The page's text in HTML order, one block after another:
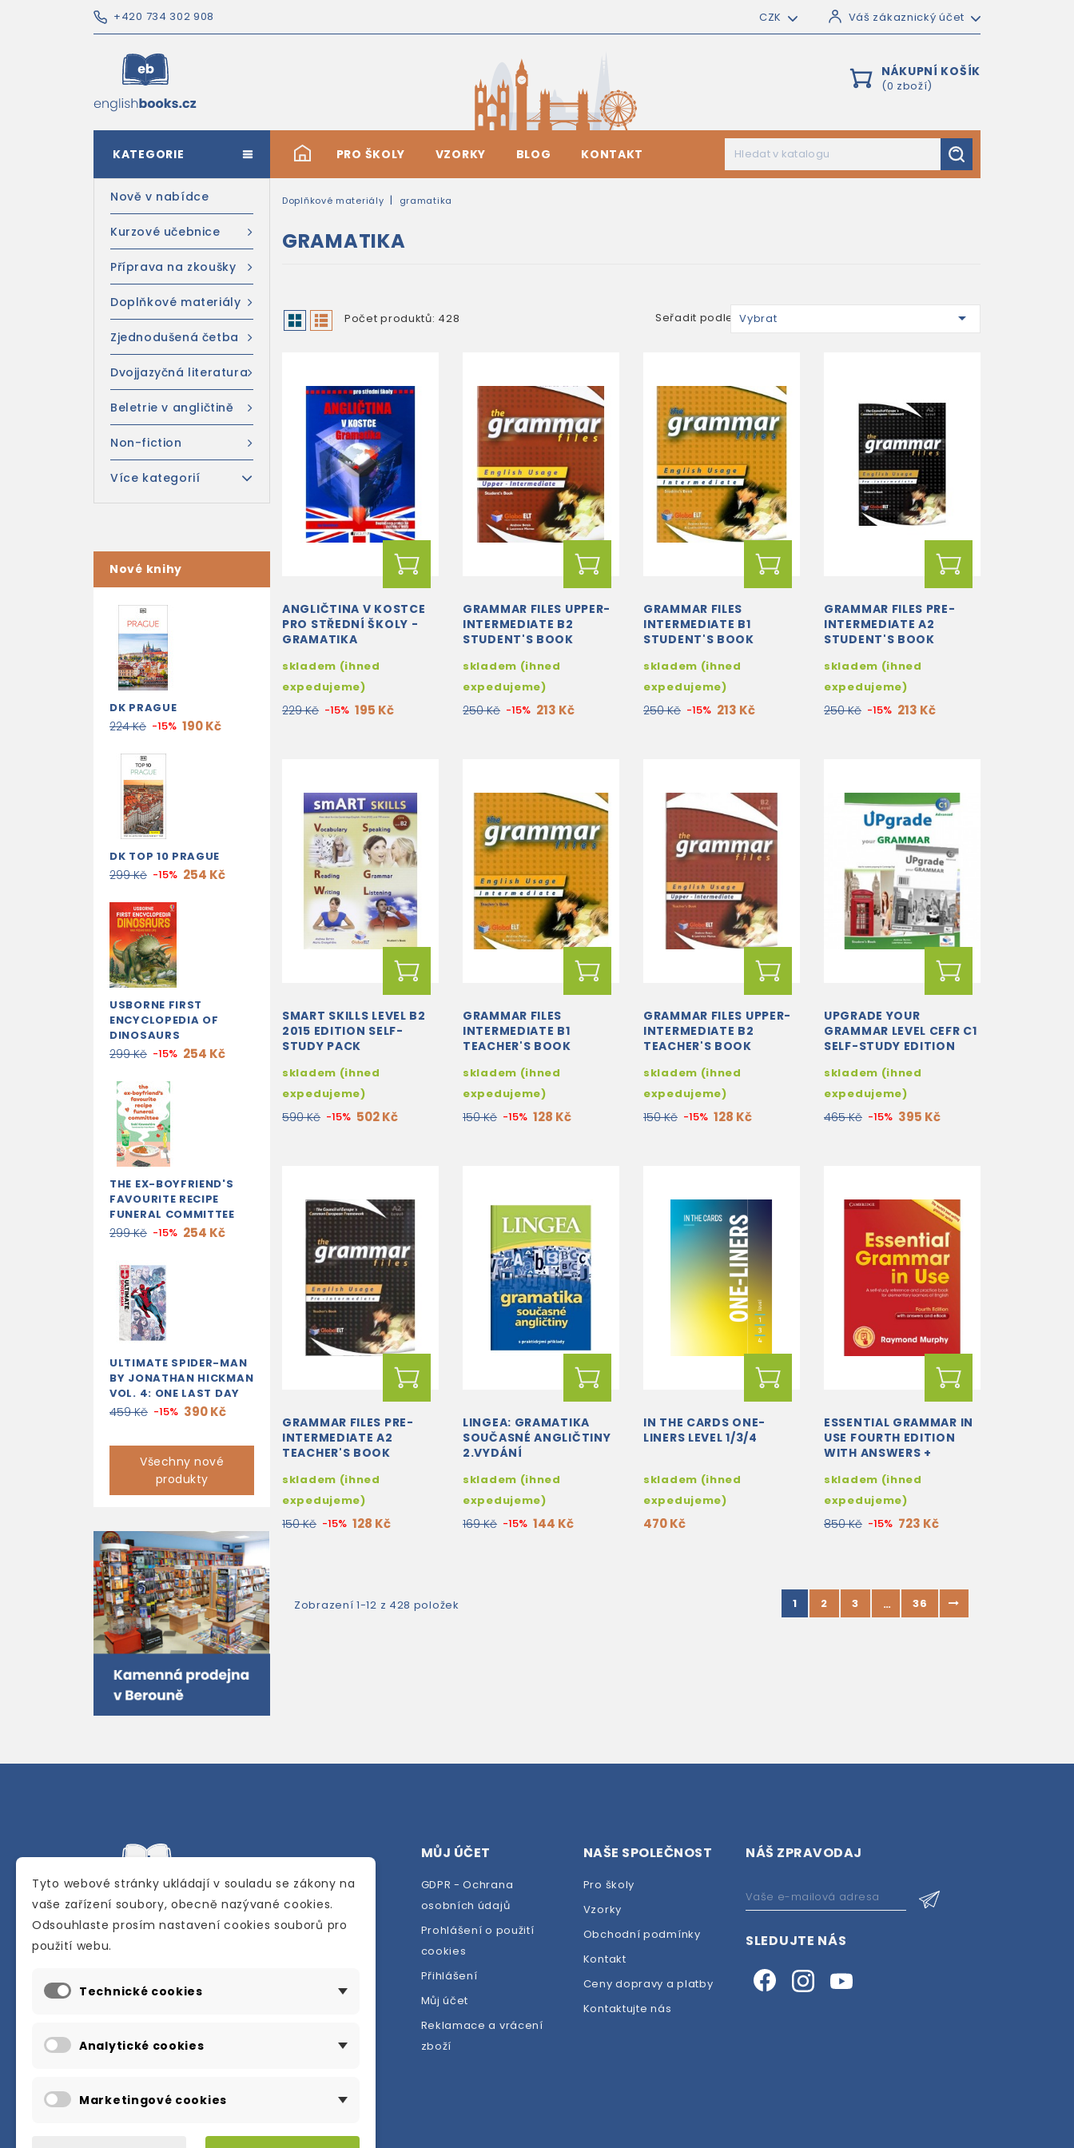
+420 734 302 908 CZK Váš zákaznický účet
NÁKUPNÍ KOŠÍK
(0 zboží)
# PRO ŠKOLY VZORKY BLOG KONTAKT
KATEGORIE
Nově v nabídce
Kurzové učebnice
Příprava na zkoušky
Doplňkové materiály
Zjednodušená četba
Dvojjazyčná literatura
Beletrie v angličtině
Non-fiction
Více kategorií
Nové knihy
DK PRAGUE
224 Kč -15% 190 Kč
DK TOP 10 PRAGUE
299 Kč -15% 254 Kč
USBORNE FIRST
ENCYCLOPEDIA OF
DINOSAURS
299 Kč -15% 254 Kč
THE EX-BOYFRIEND'S
FAVOURITE RECIPE
FUNERAL COMMITTEE
299 Kč -15% 254 Kč
ULTIMATE SPIDER-MAN
BY JONATHAN HICKMAN
VOL. 4: ONE LAST DAY
459 Kč -15% 390 Kč
Všechny nové
produkty
Doplňkové materiály gramatika
GRAMATIKA
Počet produktů: 428 Seřadit podle: Vybrat 
ANGLIČTINA V KOSTCE
PRO STŘEDNÍ ŠKOLY -
GRAMATIKA
skladem (ihned
expedujeme)
229 Kč -15% 195 Kč
GRAMMAR FILES UPPER-
INTERMEDIATE B2
STUDENT'S BOOK
skladem (ihned
expedujeme)
250 Kč -15% 213 Kč
GRAMMAR FILES
INTERMEDIATE B1
STUDENT'S BOOK
skladem (ihned
expedujeme)
250 Kč -15% 213 Kč
GRAMMAR FILES PRE-
INTERMEDIATE A2
STUDENT'S BOOK
skladem (ihned
expedujeme)
250 Kč -15% 213 Kč
SMART SKILLS LEVEL B2
2015 EDITION SELF-
STUDY PACK
skladem (ihned
expedujeme)
590 Kč -15% 502 Kč
GRAMMAR FILES
INTERMEDIATE B1
TEACHER'S BOOK
skladem (ihned
expedujeme)
150 Kč -15% 128 Kč
GRAMMAR FILES UPPER-
INTERMEDIATE B2
TEACHER'S BOOK
skladem (ihned
expedujeme)
150 Kč -15% 128 Kč
UPGRADE YOUR
GRAMMAR LEVEL CEFR C1
SELF-STUDY EDITION
skladem (ihned
expedujeme)
465 Kč -15% 395 Kč
GRAMMAR FILES PRE-
INTERMEDIATE A2
TEACHER'S BOOK
skladem (ihned
expedujeme)
150 Kč -15% 128 Kč
LINGEA: GRAMATIKA
SOUČASNÉ ANGLIČTINY
2.VYDÁNÍ
skladem (ihned
expedujeme)
169 Kč -15% 144 Kč
IN THE CARDS ONE-
LINERS LEVEL 1/3/4
skladem (ihned
expedujeme)
470 Kč
ESSENTIAL GRAMMAR IN
USE FOURTH EDITION
WITH ANSWERS +
skladem (ihned
expedujeme)
850 Kč -15% 723 Kč
Zobrazení 1-12 z 428 položek 1 2 3 … 36
Internetové a kamenné knihkupectví se
anglického jazyka.
Karly Machové 48 Beroun 266 01
info@englishbooks.cz
MŮJ ÚČET
GDPR - Ochrana
osobních údajů
Prohlášení o použití
cookies
Přihlášení
Můj účet
Reklamace a vrácení
zboží
NAŠE SPOLEČNOST
Pro školy
Vzorky
Obchodní podmínky
Kontakt
Ceny dopravy a platby
Kontaktujte nás
NÁŠ ZPRAVODAJ
SLEDUJTE NÁS
Tyto webové stránky ukládají v souladu se zákony na
vaše zařízení soubory, obecně nazývané cookies.
Odsouhlaste prosím nastavení cookies souborů pro
použití webu.
Technické cookies
Analytické cookies
Marketingové cookies